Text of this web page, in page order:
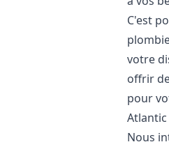
C'est
votre
offrir
pour
Atlantic
Nous